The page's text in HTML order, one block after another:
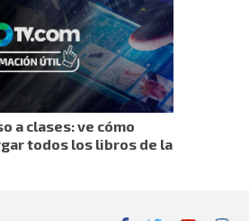
a clases: ve cómo
todos los libros de la